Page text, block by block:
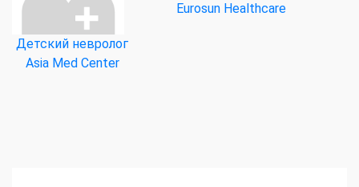
Детский невролог
Asia Med Center
Eurosun Healthcare